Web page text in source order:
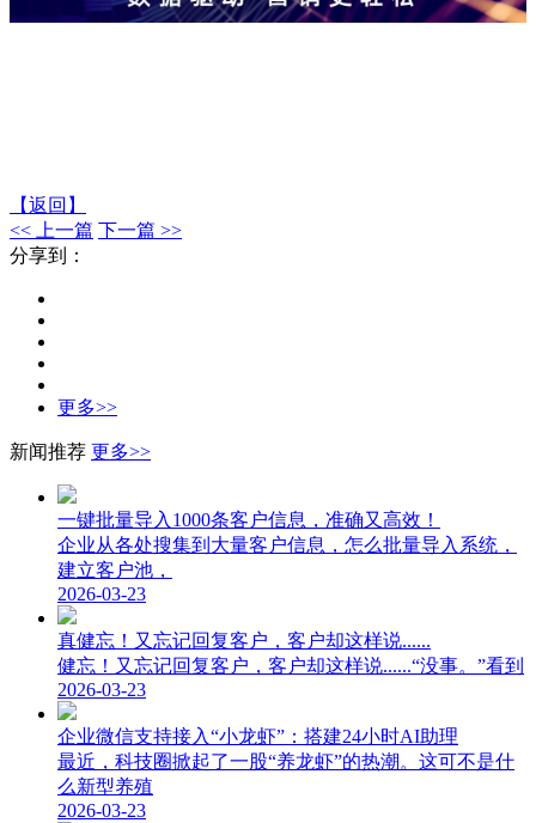
【返回】
<< 上一篇 下一篇 >>
分享到：
更多>>
新闻推荐 更多>>
一键批量导入1000条客户信息，准确又高效！
企业从各处搜集到大量客户信息，怎么批量导入系统，
建立客户池，
2026-03-23
真健忘！又忘记回复客户，客户却这样说......
健忘！又忘记回复客户，客户却这样说......“没事。”看到
2026-03-23
企业微信支持接入“小龙虾”：搭建24小时AI助理
最近，科技圈掀起了一股“养龙虾”的热潮。这可不是什
么新型养殖
2026-03-23